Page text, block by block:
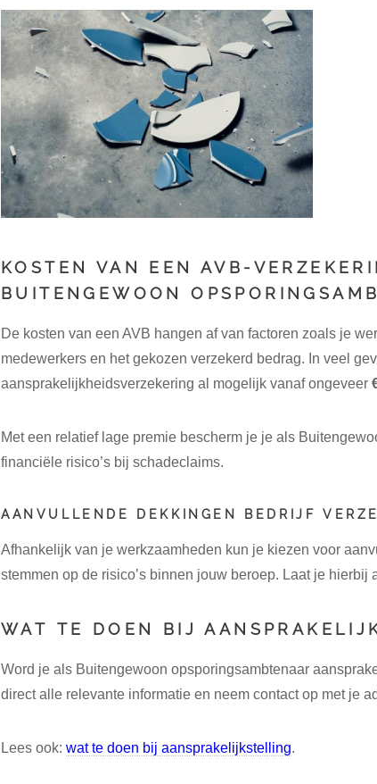
KOSTEN VAN EEN AVB-
BUITENGEWOON
De kosten van een AVB hangen af van factoren zoals je
medewerkers en het gekozen verzekerd bedrag. In veel
aansprakelijkheidsverzekering al mogelijk vanaf ongeveer
Met een relatief lage premie bescherm je je als
financiële risico’s bij schadeclaims.
AANVULLENDE DEKKINGEN BEDRIJF
Afhankelijk van je werkzaamheden kun je kiezen voor
stemmen op de risico’s binnen jouw beroep. Laat je
WAT TE DOEN BIJ
Word je als Buitengewoon opsporingsambtenaar
direct alle relevante informatie en neem contact op met je
Lees ook: wat te doen bij aansprakelijkstelling.